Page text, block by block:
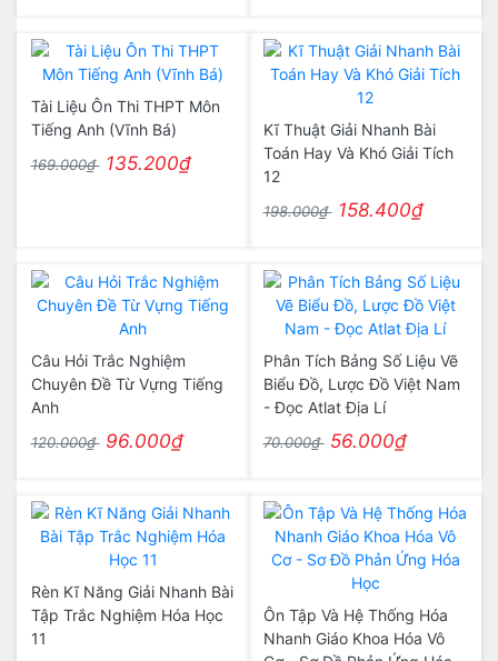
Tài Liệu Ôn Thi THPT Môn
Tiếng Anh (Vĩnh Bá)
169.000₫ 135.200₫
Kĩ Thuật Giải Nhanh Bài
Toán Hay Và Khó Giải Tích
12
198.000₫ 158.400₫
Câu Hỏi Trắc Nghiệm
Chuyên Đề Từ Vựng Tiếng
Anh
120.000₫ 96.000₫
Phân Tích Bảng Số Liệu Vẽ
Biểu Đồ, Lược Đồ Việt Nam
- Đọc Atlat Địa Lí
70.000₫ 56.000₫
Rèn Kĩ Năng Giải Nhanh Bài
Tập Trắc Nghiệm Hóa Học
11
Ôn Tập Và Hệ Thống Hóa
Nhanh Giáo Khoa Hóa Vô